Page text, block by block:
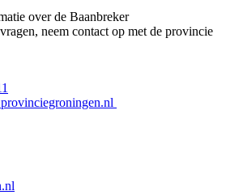
over de Baanbreker
neem contact op met de provincie